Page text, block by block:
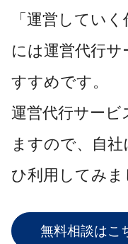
「運営してい
には運営代行
すすめです。
運営代行サービ
ますので、自
ひ利用してみま
無料相談はこ